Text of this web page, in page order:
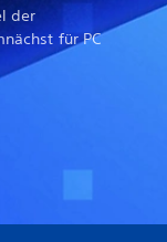
der
für PC